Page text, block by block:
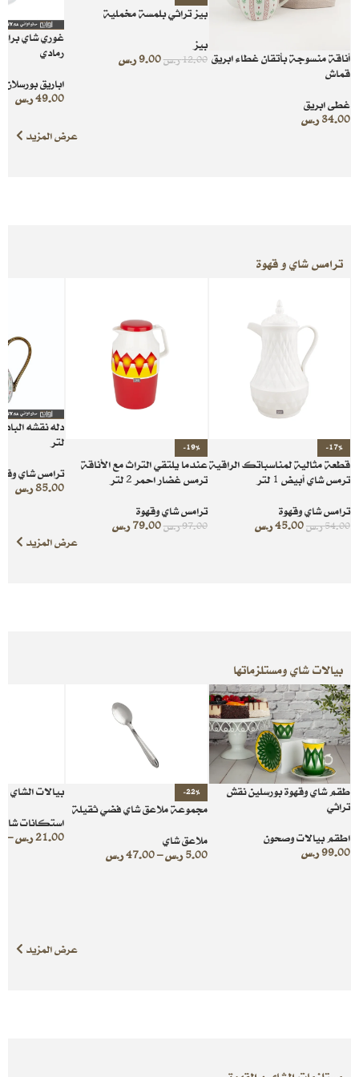
أناقة منسوجة بأتقان غطاء ابريق
قماش
غطى ابريق
34.00ر.س
بيز تراثي بلمسة مخملية
بيز
12.00ر.س9.00ر.س
غوري شاي
رمادي
اباريق
49.00ر.س
عرض المزيد
ترامس شاي و قهوة
-17%
قطعة مثالية لمناسباتك الراقية
ترمس شاي أبيض 1 لتر
ترامس شاي وقهوة
54.00ر.س45.00ر.س
-19%
عندما يلتقي التراث مع الأناقة
ترمس غضار احمر 2 لتر
ترامس شاي وقهوة
97.00ر.س79.00 ر.س
لتر
ترامس شاي
85.00ر.س
عرض المزيد
بيالات شاي ومستلزماتها
طقم شاي وقهوة بورسلين نقش
تراثي
اطقم بيالات وصحون
99.00ر.س
-22%
مجموعة ملاعق شاي فضي ثقيلة
ملاعق شاي
5.00 ر.س–
47.00ر.س
بيالات الشاي
استكانات شاي
21.00ر.س–
عرض المزيد